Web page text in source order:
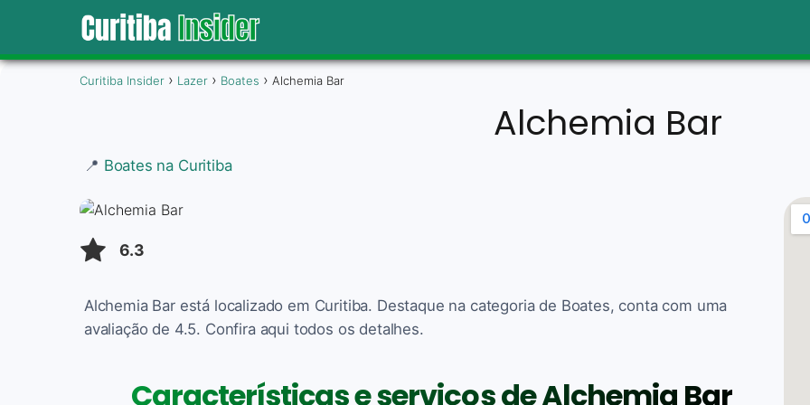
Curitiba Insider Lazer Boates Alchemia Bar
Alchemia Bar
📍 Boates na Curitiba
6.3
Alchemia Bar está localizado em Curitiba. Destaque na categoria de Boates, conta com uma
avaliação de 4.5. Confira aqui todos os detalhes.
Características e serviços de Alchemia Bar